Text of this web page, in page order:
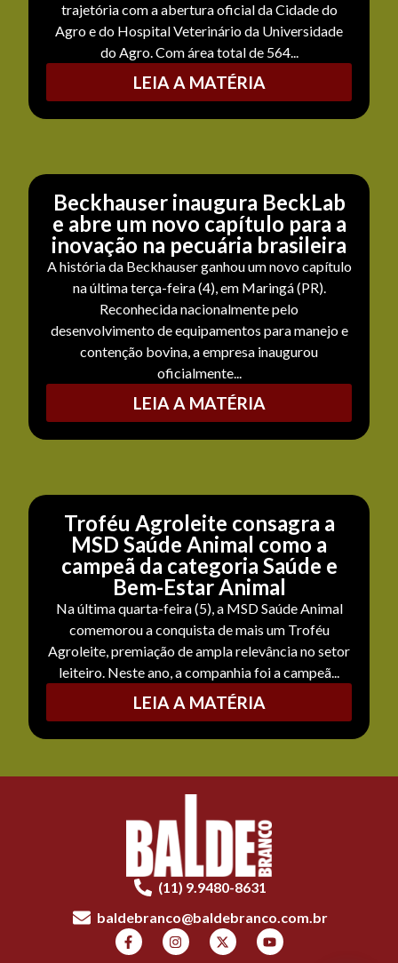
trajetória com a abertura oficial da Cidade do
Agro e do Hospital Veterinário da Universidade
do Agro. Com área total de 564...
LEIA A MATÉRIA
Beckhauser inaugura BeckLab
e abre um novo capítulo para a
inovação na pecuária brasileira
A história da Beckhauser ganhou um novo capítulo
na última terça-feira (4), em Maringá (PR).
Reconhecida nacionalmente pelo
desenvolvimento de equipamentos para manejo e
contenção bovina, a empresa inaugurou
oficialmente...
LEIA A MATÉRIA
Troféu Agroleite consagra a
MSD Saúde Animal como a
campeã da categoria Saúde e
Bem-Estar Animal
Na última quarta-feira (5), a MSD Saúde Animal
comemorou a conquista de mais um Troféu
Agroleite, premiação de ampla relevância no setor
leiteiro. Neste ano, a companhia foi a campeã...
LEIA A MATÉRIA
(11) 9.9480-8631
baldebranco@baldebranco.com.br